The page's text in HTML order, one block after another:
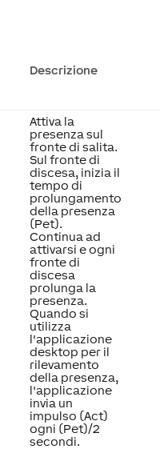
Descrizione
Attiva la
presenza sul
fronte di salita.
Sul fronte di
discesa, inizia il
tempo di
prolungamento
della presenza
(Pet).
Continua ad
attivarsi e ogni
fronte di
discesa
prolunga la
presenza.
Quando si
utilizza
l'applicazione
desktop per il
rilevamento
della presenza,
l'applicazione
invia un
impulso (Act)
ogni (Pet)/2
secondi.